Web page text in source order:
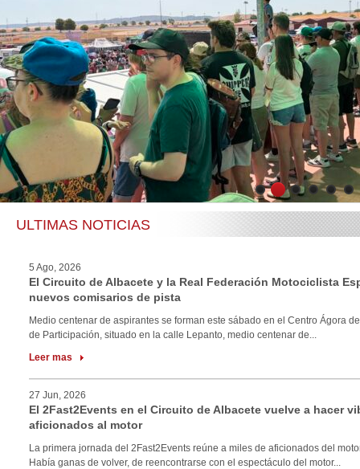
1 2 3 4 5 6
ULTIMAS NOTICIAS
5 Ago, 2026
El Circuito de Albacete y la Real Federación Motociclista
nuevos comisarios de pista
Medio centenar de aspirantes se forman este sábado en el Centro Ágora
de Participación, situado en la calle Lepanto, medio centenar de...
Leer mas
27 Jun, 2026
El 2Fast2Events en el Circuito de Albacete vuelve a hacer
aficionados al motor
La primera jornada del 2Fast2Events reúne a miles de aficionados del
Había ganas de volver, de reencontrarse con el espectáculo del motor...